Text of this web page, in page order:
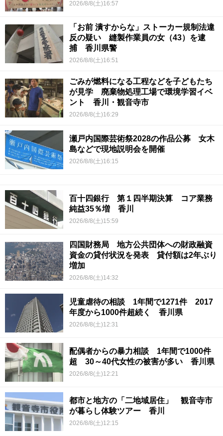
2026/8/8(土)16:57
「お前 潰すからな」ストーカー規制法違
反の疑い 縫製作業員の女（43）を逮
捕 香川県警
2026/8/8(土)16:51
ごみが燃料になる工程などを子どもたち
が見学 廃棄物処理工場で環境学習イベ
ント 香川・観音寺市
2026/8/8(土)16:29
瀬戸内国際芸術祭2028の作品公募 女木
島などで現地説明会を開催
2026/8/8(土)16:15
百十四銀行 第１四半期決算 コア業務
純益35％増 香川
2026/8/8(土)15:59
四国財務局 地方公共団体への財政融資
資金の貸付状況を発表 貸付額は2年ぶり
増加
2026/8/8(土)14:32
児童虐待の相談 1年間で1271件 2017
年度から1000件超続く 香川県
2026/8/8(土)12:31
配偶者からの暴力相談 1年間で1000件
超 30～40代女性の被害が多い 香川県
2026/8/8(土)12:21
都市と地方の「二地域居住」 観音寺市
が暮らし体験ツアー 香川
2026/8/8(土)12:15